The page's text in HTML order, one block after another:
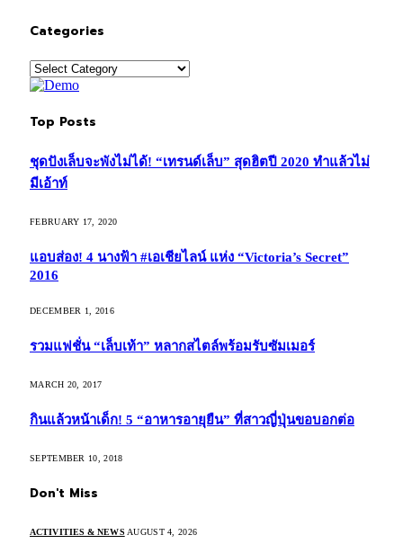
Categories
Categories
Top Posts
ชุดปังเล็บจะพังไม่ได้! “เทรนด์เล็บ” สุดฮิตปี 2020 ทำแล้วไม่
มีเอ้าท์
FEBRUARY 17, 2020
แอบส่อง! 4 นางฟ้า #เอเชียไลน์ แห่ง “Victoria’s Secret”
2016
DECEMBER 1, 2016
รวมแฟชั่น “เล็บเท้า” หลากสไตล์พร้อมรับซัมเมอร์
MARCH 20, 2017
กินแล้วหน้าเด็ก! 5 “อาหารอายุยืน” ที่สาวญี่ปุ่นขอบอกต่อ
SEPTEMBER 10, 2018
Don't Miss
ACTIVITIES & NEWS AUGUST 4, 2026